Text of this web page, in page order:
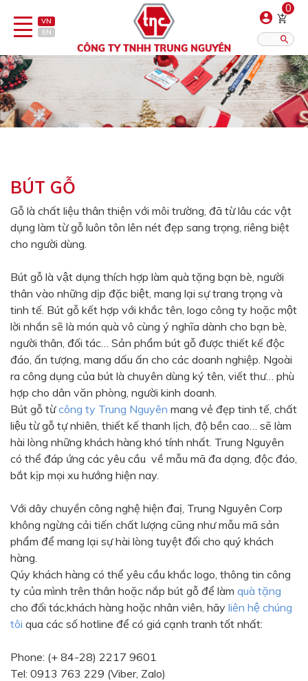
VN
EN
0
Danh sách sản phẩm
Bật lửa
Đồ sứ quà tặng
Bình/ca giữ nhiệt
Dịch vụ in gia công
Màu sắc
Đỏ
Đen
Xanh ngọc
Xanh lá
Cam
Vàng
Hồng
Tím
Bạc
Vàng Gold
Xanh dương
Xám
Trắng
Bạc - Bạc
Xanh dương - Bạc
Xanh lá - Bạc
Tím - Bạc
Đỏ - Bạc
Bạc - Xanh dương
Bạc - Xanh lá
Đỏ - Bạc
BÚT GỖ
Gỗ là chất liệu thân thiện với môi trường, đã từ lâu các vật
dụng làm từ gỗ luôn tôn lên nét đẹp sang trọng, riêng biệt
cho người dùng.
Bút gỗ là vật dụng thích hợp làm quà tặng bạn bè, người
thân vào những dịp đặc biệt, mang lại sự trang trọng và
tinh tế. Bút gỗ kết hợp với khắc tên, logo công ty hoặc một
lời nhắn sẽ là món quà vô cùng ý nghĩa dành cho bạn bè,
người thân, đối tác… Sản phẩm bút gỗ được thiết kế độc
đáo, ấn tượng, mang dấu ấn cho các doanh nghiệp. Ngoài
ra công dụng của bút là chuyên dùng ký tên, viết thư… phù
hợp cho dân văn phòng, người kinh doanh.
Bút gỗ từcông ty Trung Nguyên mang vẻ đẹp tinh tế, chất
liệu từ gỗ tự nhiên, thiết kế thanh lịch, độ bền cao… sẽ làm
hài lòng những khách hàng khó tính nhất. Trung Nguyên
có thể đáp ứng các yêu cầu về mẫu mã đa dạng, độc đáo,
bắt kịp mọi xu hướng hiện nay.
Với dây chuyền công nghệ hiện đaị, Trung Nguyên Corp
không ngừng cải tiến chất lượng cũng như mẫu mã sản
phẩm để mang lại sự hài lòng tuyệt đối cho quý khách
hàng.
Qúy khách hàng có thể yêu cầu khắc logo, thông tin công
ty của mình trên thân hoặc nắp bút gỗ để làm quà tặng
cho đối tác,khách hàng hoặc nhân viên, hãy liên hệ chúng
tôi qua các số hotline để có giá cạnh tranh tốt nhất:
Phone: (+ 84-28) 2217 9601
Tel: 0913 763 229 (Viber, Zalo)